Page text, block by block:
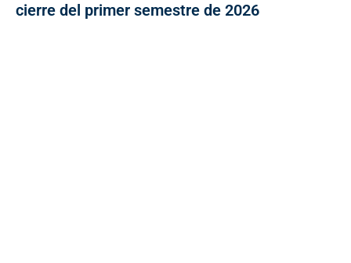
cierre del primer semestre de 2026